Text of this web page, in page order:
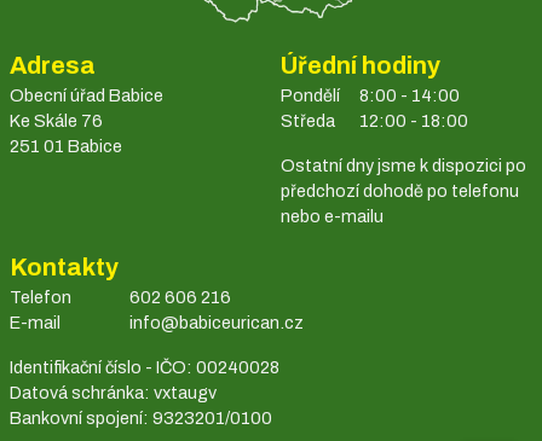
Adresa
Obecní úřad Babice
Ke Skále 76
251 01 Babice
Úřední hodiny
Pondělí
Středa
8:00 - 14:00
12:00 - 18:00
Ostatní dny jsme k dispozici po
předchozí dohodě po telefonu
nebo e-mailu
Kontakty
Telefon
E-mail
602 606 216
info@babiceurican.cz
Identifikační číslo - IČO: 00240028
Datová schránka: vxtaugv
Bankovní spojení: 9323201/0100